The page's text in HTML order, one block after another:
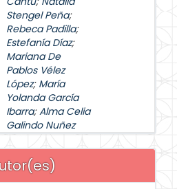
Stengel Peña;
Rebeca Padilla;
Estefanía Díaz;
Mariana De
Pablos Vélez
López; María
Yolanda García
Ibarra;Alma Celia
Galindo Nuñez